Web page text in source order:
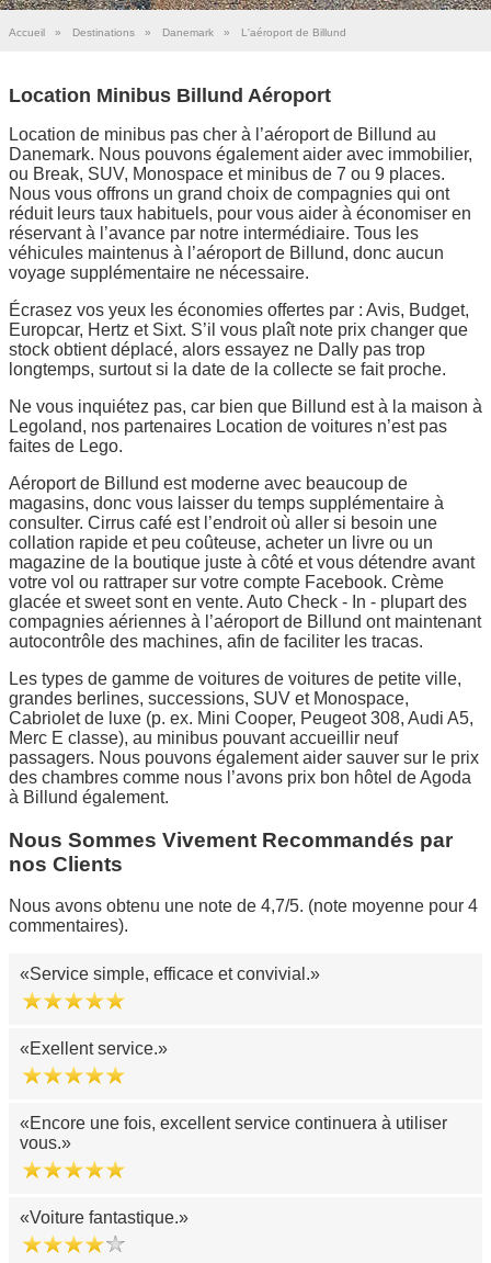
Accueil » Destinations » Danemark » L'aéroport de Billund
Location Minibus Billund Aéroport
Location de minibus pas cher à l’aéroport de Billund au
Danemark. Nous pouvons également aider avec immobilier,
ou Break, SUV, Monospace et minibus de 7 ou 9 places.
Nous vous offrons un grand choix de compagnies qui ont
réduit leurs taux habituels, pour vous aider à économiser en
réservant à l’avance par notre intermédiaire. Tous les
véhicules maintenus à l’aéroport de Billund, donc aucun
voyage supplémentaire ne nécessaire.
Écrasez vos yeux les économies offertes par : Avis, Budget,
Europcar, Hertz et Sixt. S’il vous plaît note prix changer que
stock obtient déplacé, alors essayez ne Dally pas trop
longtemps, surtout si la date de la collecte se fait proche.
Ne vous inquiétez pas, car bien que Billund est à la maison à
Legoland, nos partenaires Location de voitures n’est pas
faites de Lego.
Aéroport de Billund est moderne avec beaucoup de
magasins, donc vous laisser du temps supplémentaire à
consulter. Cirrus café est l’endroit où aller si besoin une
collation rapide et peu coûteuse, acheter un livre ou un
magazine de la boutique juste à côté et vous détendre avant
votre vol ou rattraper sur votre compte Facebook. Crème
glacée et sweet sont en vente. Auto Check - In - plupart des
compagnies aériennes à l’aéroport de Billund ont maintenant
autocontrôle des machines, afin de faciliter les tracas.
Les types de gamme de voitures de voitures de petite ville,
grandes berlines, successions, SUV et Monospace,
Cabriolet de luxe (p. ex. Mini Cooper, Peugeot 308, Audi A5,
Merc E classe), au minibus pouvant accueillir neuf
passagers. Nous pouvons également aider sauver sur le prix
des chambres comme nous l’avons prix bon hôtel de Agoda
à Billund également.
Nous Sommes Vivement Recommandés par
nos Clients
Nous avons obtenu une note de 4,7/5. (note moyenne pour 4
commentaires).
Service simple, efficace et convivial.
Exellent service.
Encore une fois, excellent service continuera à utiliser
vous.
Voiture fantastique.